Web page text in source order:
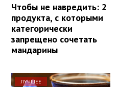
Чтобы не навредить: 2
продукта, с которыми
категорически
запрещено сочетать
мандарины
ЛУЧШЕЕ